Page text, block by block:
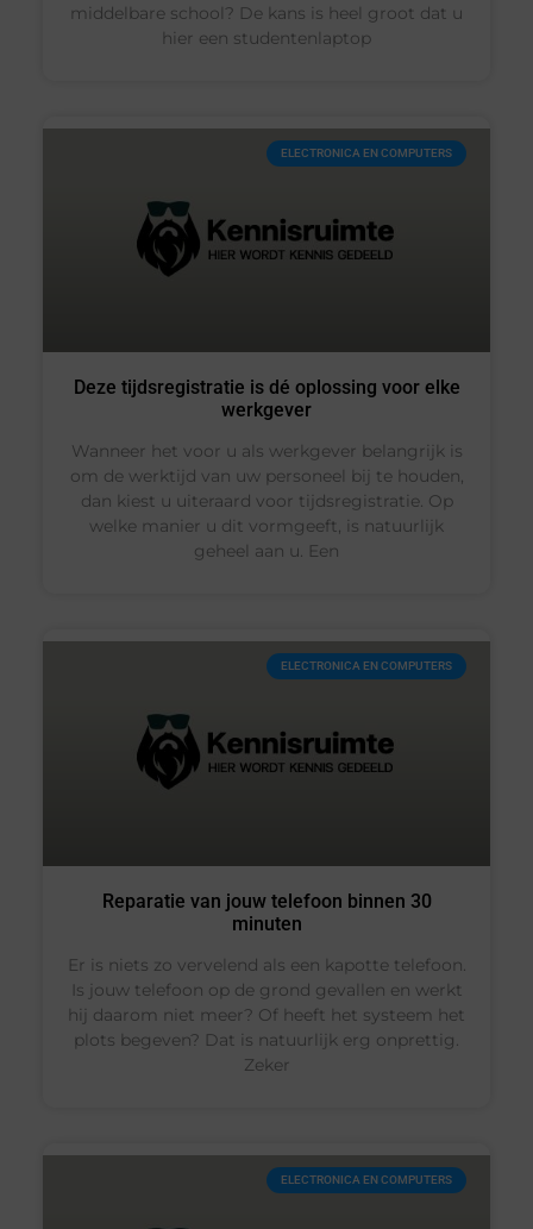
middelbare school? De kans is heel groot dat u
hier een studentenlaptop
ELECTRONICA EN COMPUTERS
Deze tijdsregistratie is dé oplossing voor elke
werkgever
Wanneer het voor u als werkgever belangrijk is
om de werktijd van uw personeel bij te houden,
dan kiest u uiteraard voor tijdsregistratie. Op
welke manier u dit vormgeeft, is natuurlijk
geheel aan u. Een
ELECTRONICA EN COMPUTERS
Reparatie van jouw telefoon binnen 30
minuten
Er is niets zo vervelend als een kapotte telefoon.
Is jouw telefoon op de grond gevallen en werkt
hij daarom niet meer? Of heeft het systeem het
plots begeven? Dat is natuurlijk erg onprettig.
Zeker
ELECTRONICA EN COMPUTERS